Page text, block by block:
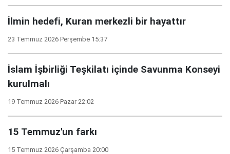
İlmin hedefi, Kuran merkezli bir hayattır
23 Temmuz 2026 Perşembe 15:37
İslam İşbirliği Teşkilatı içinde Savunma Konseyi
kurulmalı
19 Temmuz 2026 Pazar 22:02
15 Temmuz'un farkı
15 Temmuz 2026 Çarşamba 20:00